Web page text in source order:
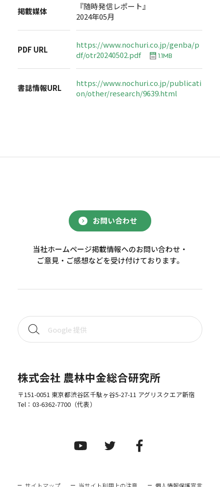
掲載媒体
『随時発信レポート』
2024年05月
PDF URL
https://www.nochuri.co.jp/genba/p
df/otr20240502.pdf
1.1MB
書誌情報URL
https://www.nochuri.co.jp/publicati
on/other/research/9639.html
お問い合わせ
当社ホームページ掲載情報へのお問い合わせ・
ご意見・ご感想などを受け付けております。
株式会社 農林中金総合研究所
〒151-0051 東京都渋谷区千駄ヶ谷5-27-11 アグリスクエア新宿
Tel： 03-6362-7700（代表）
サイトマップ 当サイト利用上の注意 個人情報保護宣言